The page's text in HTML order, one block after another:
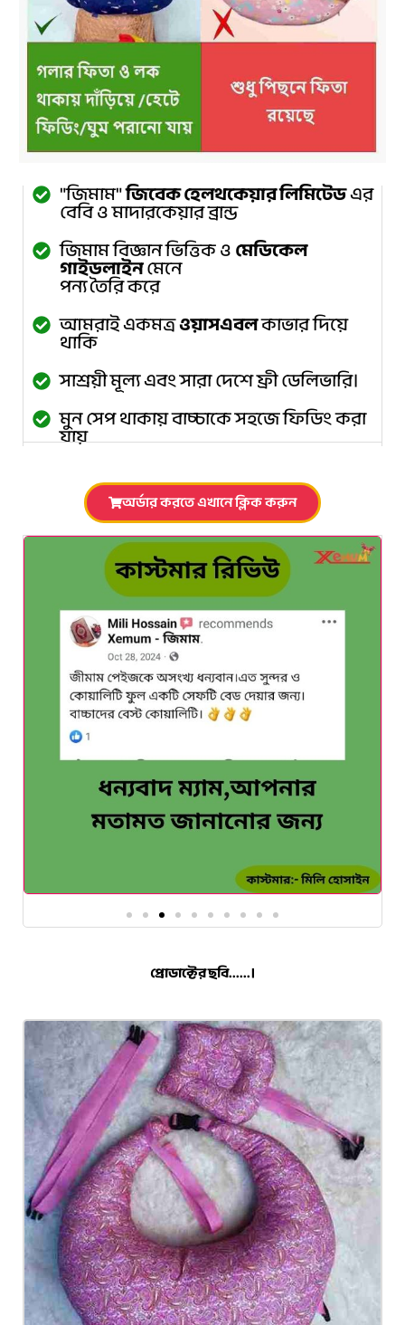
"জিমাম"জিবেক হেলথকেয়ার লিমিটেডএর
বেবি ও মাদারকেয়ার ব্রান্ড
জিমাম বিজ্ঞান ভিত্তিক ওমেডিকেল
গাইডলাইনমেনে
পন্য তৈরি করে
আমরাই একমত্রওয়াসএবলকাভার দিয়ে
থাকি
সাশ্রয়ী মূল্য এবং সারা দেশে ফ্রী ডেলিভারি।
মুন সেপ থাকায় বাচ্চাকে সহজে ফিডিং করা
যায়
অর্ডার করতে এখানে ক্লিক করুন
প্রোডাক্টের ছবি......।